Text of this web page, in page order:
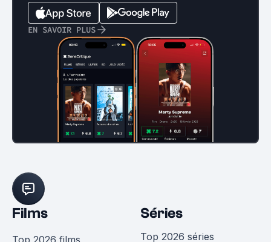
EN SAVOIR PLUS
Films
Top 2026 films
Séries
Top 2026 séries